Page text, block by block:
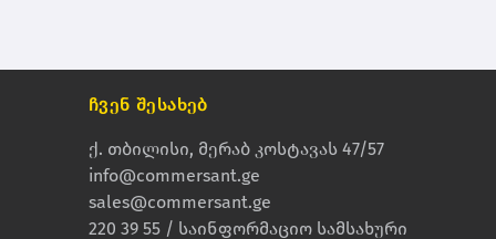
ჩვენ შესახებ
ქ. თბილისი, მერაბ კოსტავას 47/57
info@commersant.ge
sales@commersant.ge
220 39 55 / საინფორმაციო სამსახური